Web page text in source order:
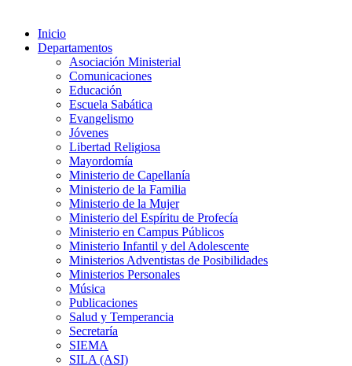
Inicio
Departamentos
Asociación Ministerial
Comunicaciones
Educación
Escuela Sabática
Evangelismo
Jóvenes
Libertad Religiosa
Mayordomía
Ministerio de Capellanía
Ministerio de la Familia
Ministerio de la Mujer
Ministerio del Espíritu de Profecía
Ministerio en Campus Públicos
Ministerio Infantil y del Adolescente
Ministerios Adventistas de Posibilidades
Ministerios Personales
Música
Publicaciones
Salud y Temperancia
Secretaría
SIEMA
SILA (ASI)